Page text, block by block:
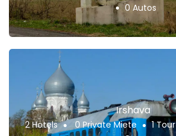
0 Autos
Irshava
2 Hotels 0 Private Miete 1 Tour